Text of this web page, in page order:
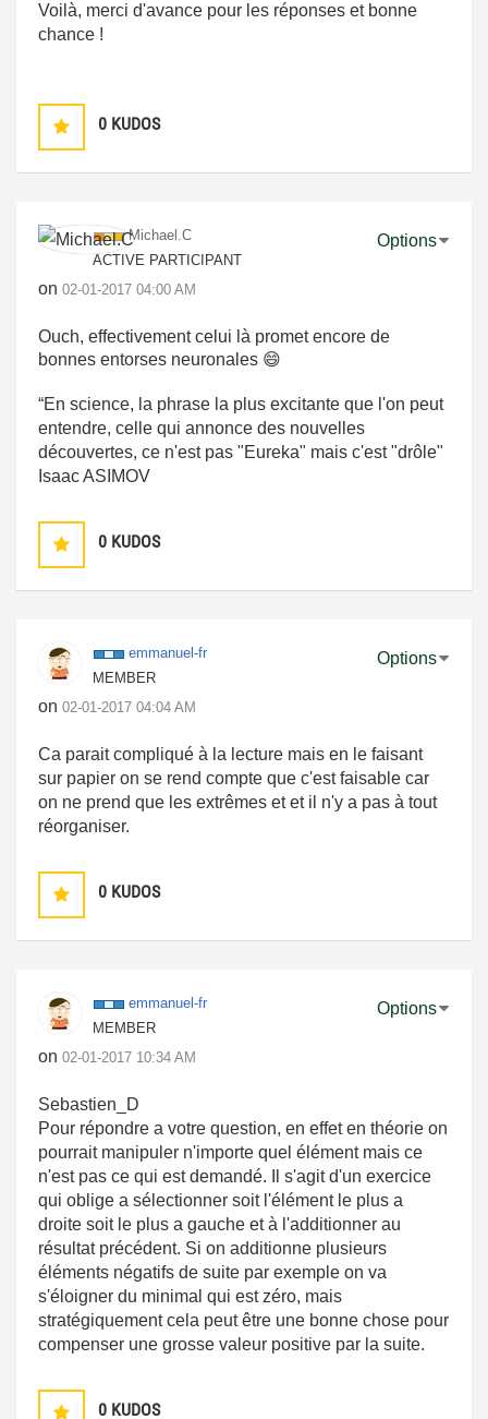
Voilà, merci d'avance pour les réponses et bonne
chance !
0 KUDOS
Michael.C
ACTIVE PARTICIPANT
on ‎02-01-2017 04:00 AM
Options
Ouch, effectivement celui là promet encore de
bonnes entorses neuronales 😄
“En science, la phrase la plus excitante que l'on peut
entendre, celle qui annonce des nouvelles
découvertes, ce n'est pas "Eureka" mais c'est "drôle"
Isaac ASIMOV
0 KUDOS
emmanuel-fr
MEMBER
on ‎02-01-2017 04:04 AM
Options
Ca parait compliqué à la lecture mais en le faisant
sur papier on se rend compte que c'est faisable car
on ne prend que les extrêmes et et il n'y a pas à tout
réorganiser.
0 KUDOS
emmanuel-fr
MEMBER
on ‎02-01-2017 10:34 AM
Options
Sebastien_D
Pour répondre a votre question, en effet en théorie on
pourrait manipuler n'importe quel élément mais ce
n'est pas ce qui est demandé. Il s'agit d'un exercice
qui oblige a sélectionner soit l'élément le plus a
droite soit le plus a gauche et à l'additionner au
résultat précédent. Si on additionne plusieurs
éléments négatifs de suite par exemple on va
s'éloigner du minimal qui est zéro, mais
stratégiquement cela peut être une bonne chose pour
compenser une grosse valeur positive par la suite.
0 KUDOS